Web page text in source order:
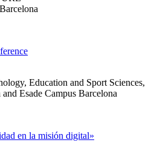
Education and Sport Sciences,
Esade Campus Barcelona
en la misión digital»